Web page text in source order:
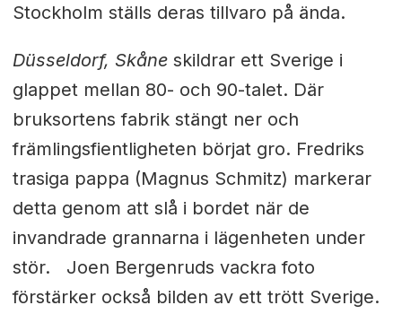
Stockholm ställs deras tillvaro på ända.
Düsseldorf, Skåne skildrar ett Sverige i
glappet mellan 80- och 90-talet. Där
bruksortens fabrik stängt ner och
främlingsfientligheten börjat gro. Fredriks
trasiga pappa (Magnus Schmitz) markerar
detta genom att slå i bordet när de
invandrade grannarna i lägenheten under
stör. Joen Bergenruds vackra foto
förstärker också bilden av ett trött Sverige.